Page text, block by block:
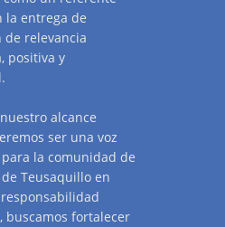
la entrega de
relevancia
positiva y
alcance
ser una voz
la comunidad de
Teusaquillo en
buscamos fortalecer